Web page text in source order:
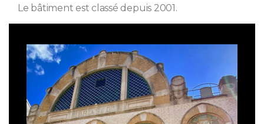
Le bâtiment est classé depuis 2001.